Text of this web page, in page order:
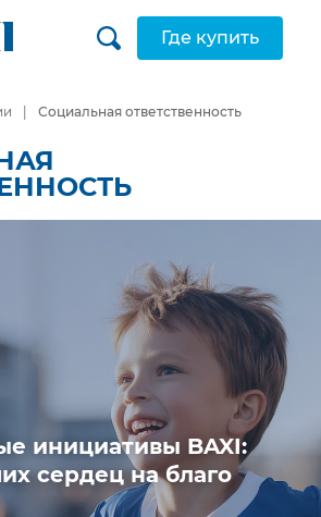
Где купить
Социальная ответственность
инициативы BAXI:
сердец на благо